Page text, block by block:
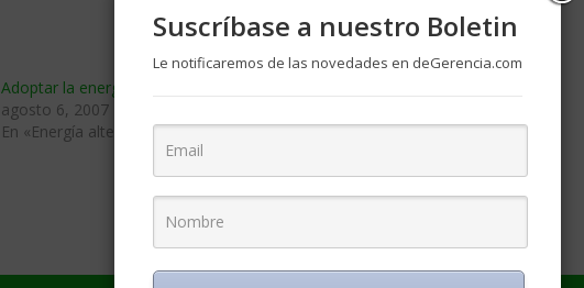
Adoptar la energía nuclear
agosto 6, 2007
En «Energía alternativa»
2014
En «Petroleo, Energia y Mineria»
Suscríbase a nuestro Boletin
Le notificaremos de las novedades en deGerencia.com